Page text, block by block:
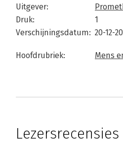
Uitgever:
Druk:
1
Verschijningsdatum: 20-12-
Hoofdrubriek: Mens
Lezersrecensies